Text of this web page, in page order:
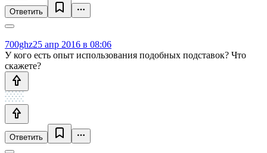
Ответить
700ghz25 апр 2016 в 08:06
У кого есть опыт использования подобных подставок? Что
скажете?
Ответить